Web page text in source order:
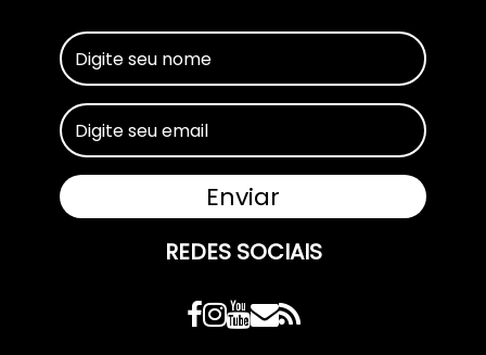
REDES SOCIAIS